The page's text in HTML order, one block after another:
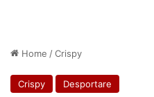
Home /Crispy
Crispy Desportare